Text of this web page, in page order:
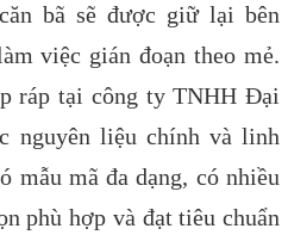
bã sẽ được giữ lại bên
việc gián đoạn theo mẻ.
ráp tại công ty TNHH Đại
nguyên liệu chính và linh
mẫu mã đa dạng, có nhiều
phù hợp và đạt tiêu chuẩn